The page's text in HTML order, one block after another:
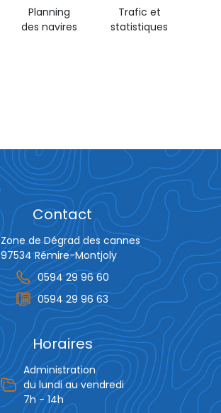
Planning
des navires
Trafic et
statistiques
Contact
Zone de Dégrad des cannes
97534 Rémire-Montjoly
0594 29 96 60
0594 29 96 63
Horaires
Administration
du lundi au vendredi
7h - 14h